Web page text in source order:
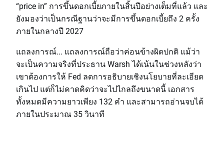
“price in” การขึ้นดอกเบี้ยภายในสิ้นปีอย่างเต็มที่แล้ว และ
ยังมองว่าเป็นกรณีฐานว่าจะมีการขึ้นดอกเบี้ยถึง 2 ครั้ง
ภายในกลางปี 2027
แถลงการณ์... แถลงการณ์ถือว่าค่อนข้างผิดปกติ แม้ว่า
จะเป็นความจริงที่ประธาน Warsh ได้เน้นในช่วงหลังว่า
เขาต้องการให้ Fed ลดการอธิบายเชิงนโยบายที่ละเอียด
เกินไป แต่ก็ไม่คาดคิดว่าจะไปไกลถึงขนาดนี้ เอกสาร
ทั้งหมดมีความยาวเพียง 132 คำ และสามารถอ่านจบได้
ภายในประมาณ 35 วินาที